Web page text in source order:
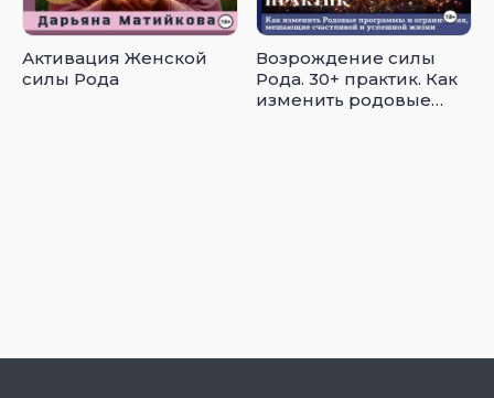
Активация Женской
силы Рода
Возрождение силы
Рода. 30+ практик. Как
изменить родовые